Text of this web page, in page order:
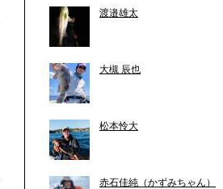
渡邉雄太
大槻 辰也
松本怜大
赤石佳純（かずみちゃん）